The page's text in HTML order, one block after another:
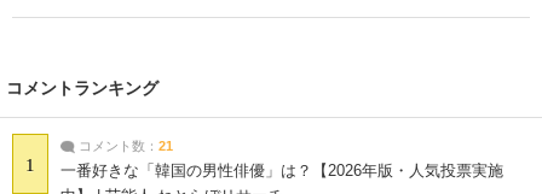
コメントランキング
1
コメント数： 21
一番好きな「韓国の男性俳優」は？【2026年版・人気投票実施